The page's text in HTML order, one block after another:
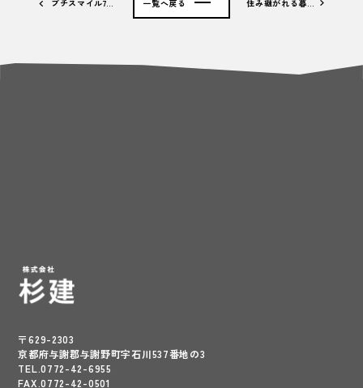
プチスマイル7… 住み継がれる暮…
一覧へ戻る
〒629-2303
京都府与謝郡与謝野町字石川537番地の3
TEL.0772-42-6955
FAX.0772-42-0501